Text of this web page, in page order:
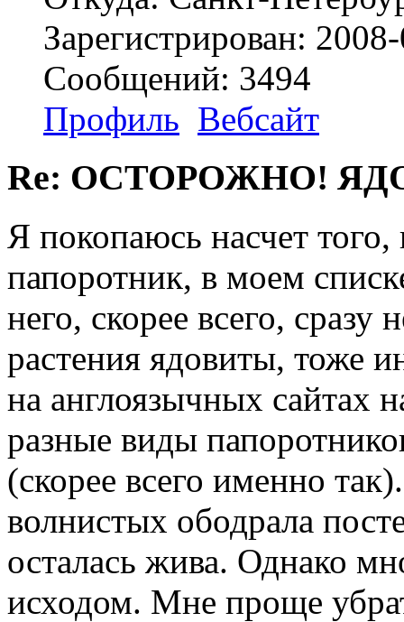
Зарегистрирован:
Сообщений: 3494
Профиль Вебсайт
Re: ОСТОРОЖНО!
Я покопаюсь насчет того,
папоротник, в моем
него, скорее всего,
растения ядовиты, тоже
на англоязычных сайтах
разные виды
(скорее всего именно
волнистых ободрала
осталась жива. Однако
исходом. Мне проще